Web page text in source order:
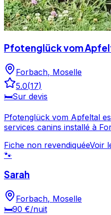
Pfotenglück vom
Forbach, Moselle
5.0(17)
🛏️Sur devis
Pfotenglück vom Apfeltal
services canins installé à
apprécié par les propriétaires de
prestations et contactez-le
service canin situé à Forbach.
Google Maps avec 17 avis.
Fiche non revendiquéeVoir
🐾
Sarah
Forbach, Moselle
🛏️90 €/nuit